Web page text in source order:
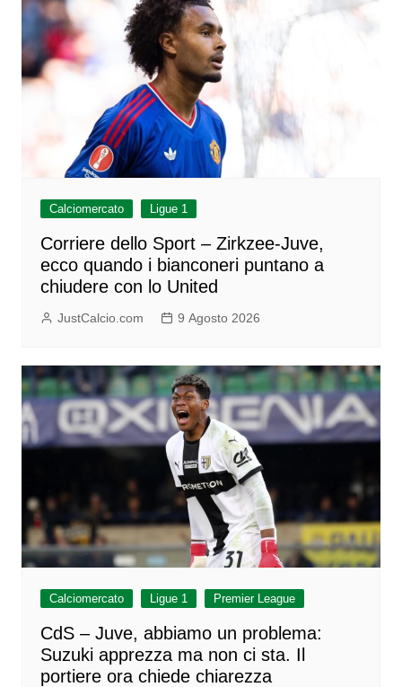
Calciomercato Ligue 1
Corriere dello Sport – Zirkzee-Juve,
ecco quando i bianconeri puntano a
chiudere con lo United
JustCalcio.com 9 Agosto 2026
Calciomercato Ligue 1 Premier League
CdS – Juve, abbiamo un problema:
Suzuki apprezza ma non ci sta. Il
portiere ora chiede chiarezza